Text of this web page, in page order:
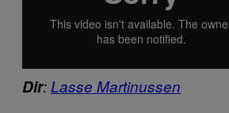
Dir: Lasse Martinussen